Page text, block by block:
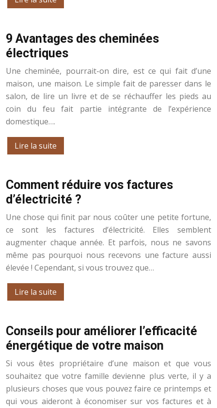
9 Avantages des cheminées
électriques
Une cheminée, pourrait-on dire, est ce qui fait d’une
maison, une maison. Le simple fait de paresser dans le
salon, de lire un livre et de se réchauffer les pieds au
coin du feu fait partie intégrante de l’expérience
domestique….
Lire la suite
Comment réduire vos factures
d’électricité ?
Une chose qui finit par nous coûter une petite fortune,
ce sont les factures d’électricité. Elles semblent
augmenter chaque année. Et parfois, nous ne savons
même pas pourquoi nous recevons une facture aussi
élevée ! Cependant, si vous trouvez que…
Lire la suite
Conseils pour améliorer l’efficacité
énergétique de votre maison
Si vous êtes propriétaire d’une maison et que vous
souhaitez que votre famille devienne plus verte, il y a
plusieurs choses que vous pouvez faire ce printemps et
qui vous aideront à économiser sur vos factures et à